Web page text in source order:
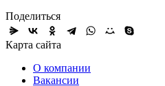
Поделиться
Карта сайта
О компании
Вакансии